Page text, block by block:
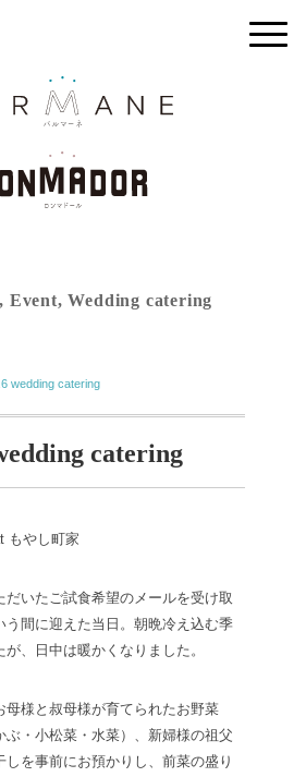
, Event,Wedding catering
wedding catering
catering
もやし町家
だいたご試食希望のメールを受け取
う間に迎えた当日。朝晩冷え込む季
、日中は暖かくなりました。
母様と叔母様が育てられたお野菜
ぶ・小松菜・水菜）、新婦様の祖父
しを事前にお預かりし、前菜の盛り